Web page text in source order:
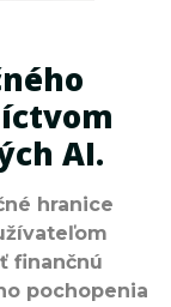
AI.
hranice
finančnú
pochopenia